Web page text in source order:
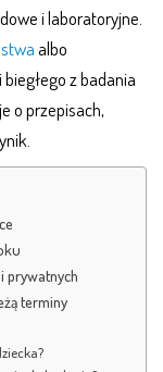
i laboratoryjne.
albo
z badania
o przepisach,
prywatnych
terminy